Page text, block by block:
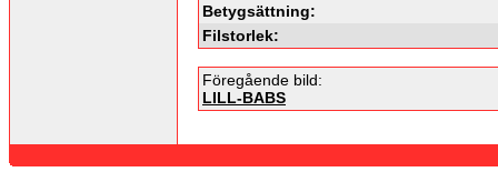
Betygsättning:
Filstorlek:
Föregående bild:
LILL-BABS